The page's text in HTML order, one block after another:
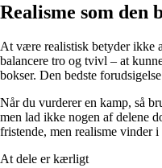
Realisme som den
At være realistisk betyder ikke
balancere tro og tvivl – at
bokser. Den bedste
Når du vurderer en kamp, så
men lad ikke nogen af delene
fristende, men realisme vinder
At dele er kærligt